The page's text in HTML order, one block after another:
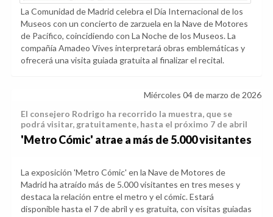
La Comunidad de Madrid celebra el Día Internacional de los
Museos con un concierto de zarzuela en la Nave de Motores
de Pacífico, coincidiendo con La Noche de los Museos. La
compañía Amadeo Vives interpretará obras emblemáticas y
ofrecerá una visita guiada gratuita al finalizar el recital.
Miércoles 04 de marzo de 2026
El consejero Rodrigo ha recorrido la muestra, que se
podrá visitar, gratuitamente, hasta el próximo 7 de abril
'Metro Cómic' atrae a más de 5.000 visitantes
La exposición 'Metro Cómic' en la Nave de Motores de
Madrid ha atraído más de 5.000 visitantes en tres meses y
destaca la relación entre el metro y el cómic. Estará
disponible hasta el 7 de abril y es gratuita, con visitas guiadas